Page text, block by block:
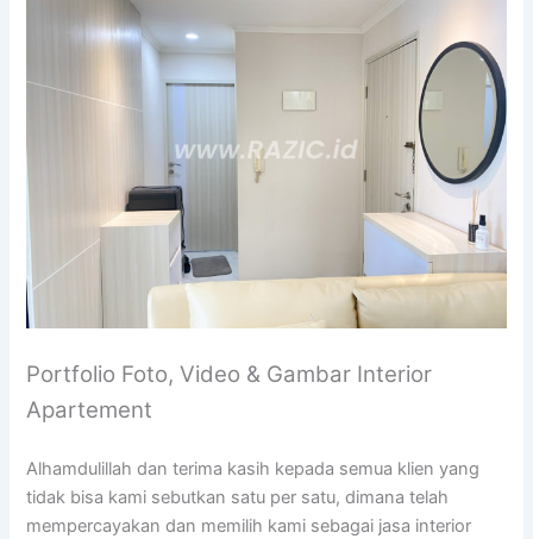
Portfolio Foto, Video & Gambar Interior
Apartement
Alhamdulillah dan terima kasih kepada semua klien yang
tidak bisa kami sebutkan satu per satu, dimana telah
mempercayakan dan memilih kami sebagai jasa interior